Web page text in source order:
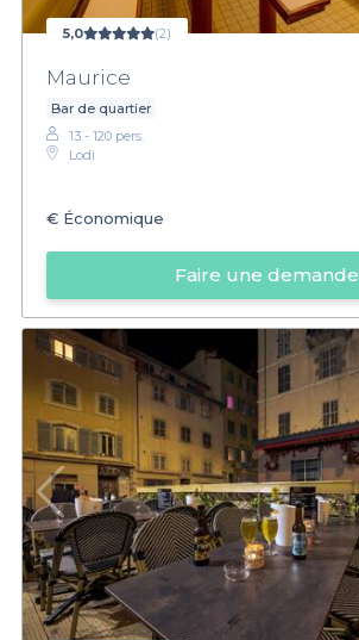
5,0 (2)
Maurice
Bar de quartier
13 - 120 pers.
Lodi
€ Économique
Faire une demande